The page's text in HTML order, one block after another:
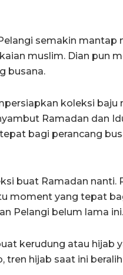
semakin mantap
muslim. Dian pun
busana.
koleksi baju
Ramadan dan
bagi perancang
buat Ramadan nanti.
moment yang tepat
Pelangi belum lama ini.
kerudung atau hijab
tren hijab saat ini